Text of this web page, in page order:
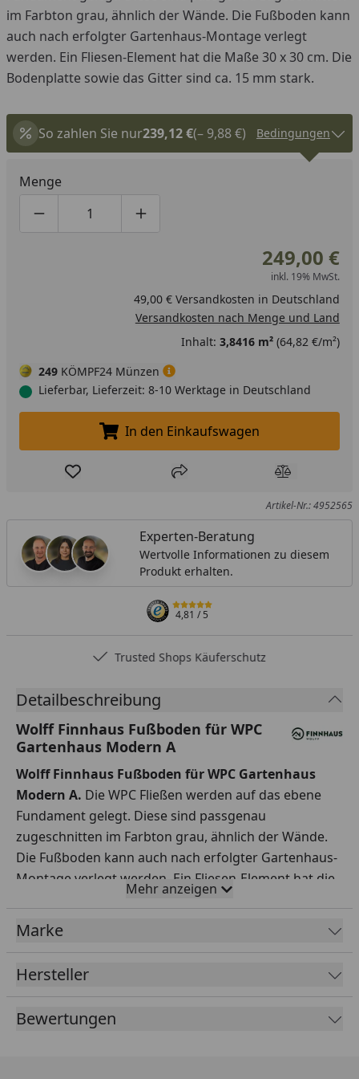
im Farbton grau, ähnlich der Wände. Die Fußboden kann
auch nach erfolgter Gartenhaus-Montage verlegt
werden. Ein Fliesen-Element hat die Maße 30 x 30 cm. Die
Bodenplatte sowie das Gitter sind ca. 15 mm stark.
So zahlen Sie nur239,12 €(– 9,88 €) Bedingungen
Menge
Produktmenge um eins verringern
Produktmenge manuell eingeben
Produktmenge um eins erhöhen
249,00 €
inkl. 19% MwSt.
49,00 € Versandkosten in Deutschland
Versandkosten nach Menge und Land
Inhalt: 3,8416 m²(64,82 €/m²)
249 KÖMPF24 Münzen
Lieferbar, Lieferzeit: 8-10 Werktage in Deutschland
In den Einkaufswagen legen
In den Einkaufswagen
Produkt zur Wunschliste hinzufügen
Teilen Produkt
Artikel-Nr.: 4952565
Experten-Beratung
Wertvolle Informationen zu diesem
Produkt erhalten.
4,81/ 5
Trusted Shops Käuferschutz
Detailbeschreibung
Wolff Finnhaus Fußboden für WPC
Gartenhaus Modern A
Wolff Finnhaus Fußboden für WPC Gartenhaus
Modern A. Die WPC Fließen werden auf das ebene
Fundament gelegt. Diese sind passgenau
zugeschnitten im Farbton grau, ähnlich der Wände.
Die Fußboden kann auch nach erfolgter Gartenhaus-
Montage verlegt werden. Ein Fliesen-Element hat die
Maße 30 x 30 cm. Die Bodenplatte sowie das Gitter
sind ca. 15 mm stark.
Mehr anzeigen
Marke
Hersteller
Bewertungen